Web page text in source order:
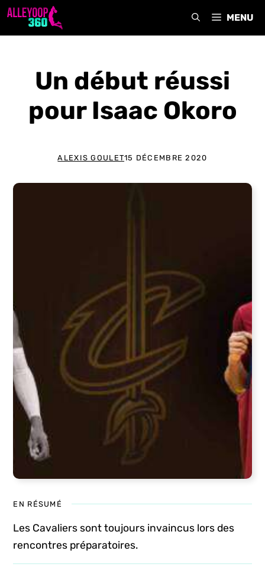
Aller
MENU
Un début réussi
pour Isaac Okoro
ALEXIS GOULET15 DÉCEMBRE 2020
EN RÉSUMÉ
Les Cavaliers sont toujours invaincus lors des
rencontres préparatoires.